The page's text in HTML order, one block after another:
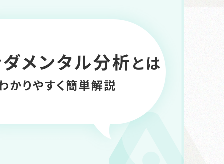
動画一覧
Action Hubとは
お問い合わせ